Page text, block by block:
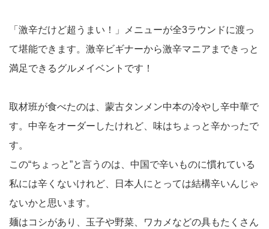
「激辛だけど超うまい！」メニューが全3ラウンドに渡っ
て堪能できます。激辛ビギナーから激辛マニアまできっと
満足できるグルメイベントです！
取材班が食べたのは、蒙古タンメン中本の冷やし辛中華で
す。中辛をオーダーしたけれど、味はちょっと辛かったで
す。
この“ちょっと”と言うのは、中国で辛いものに慣れている
私には辛くないけれど、日本人にとっては結構辛いんじゃ
ないかと思います。
麺はコシがあり、玉子や野菜、ワカメなどの具もたくさん